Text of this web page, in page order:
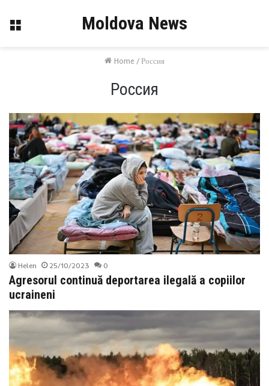
Menu Moldova News
Home /Россия
Россия
Helen 25/10/2023 0
Agresorul continuă deportarea ilegală a copiilor
ucraineni